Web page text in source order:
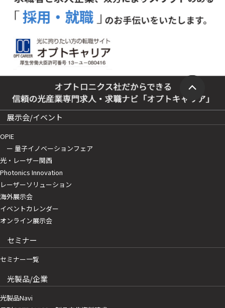
展示会/イベント
OPIE
ー 量子イノベーションフェア
光・レーザー関西
Photonics Innovation
レーザーソリューション
海外展示会
イベントカレンダー
オンライン展示会
セミナー
セミナー一覧
光製品/企業
光製品Navi